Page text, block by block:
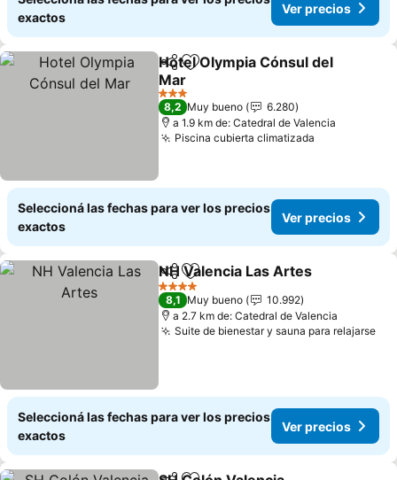
exactos
Ver precios
CompartirAñadir a favoritos
Hotel Olympia Cónsul del
Mar
3 Estrellas
8,2 Muy bueno
6.280
a 1.9 km de: Catedral de Valencia
Piscina cubierta climatizada
Seleccioná las fechas para ver los precios
exactos
Ver precios
CompartirAñadir a favoritos
NH Valencia Las Artes
4 Estrellas
8,1 Muy bueno
10.992
a 2.7 km de: Catedral de Valencia
Suite de bienestar y sauna para relajarse
Seleccioná las fechas para ver los precios
exactos
Ver precios